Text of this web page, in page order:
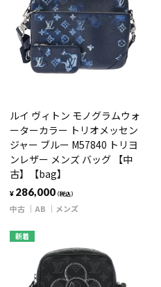
ルイ ヴィトン モノグラムウォ
ーターカラー トリオメッセン
ジャー ブルー M57840 トリヨ
ンレザー メンズ バッグ 【中
古】【bag】
¥ 286,000（税込）
中古 AB メンズ
新着